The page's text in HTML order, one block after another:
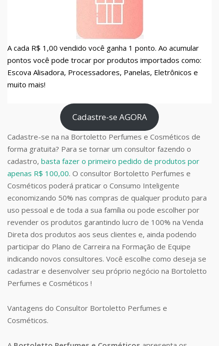
A cada R$ 1,00 vendido você ganha 1 ponto. Ao acumular
pontos você pode trocar por produtos importados como:
Escova Alisadora, Processadores, Panelas, Eletrônicos e
muito mais!
Cadastre-se AGORA
Cadastre-se na na Bortoletto Perfumes e Cosméticos de
forma gratuita? Para se tornar um consultor fazendo o
cadastro, basta fazer o primeiro pedido de produtos por
apenas R$ 100,00. O consultor Bortoletto Perfumes e
Cosméticos poderá praticar o Consumo Inteligente
economizando 50% nas compras de qualquer produto para
uso pessoal e de toda a sua família ou pode escolher por
revender os produtos garantindo lucro de 100% na Venda
Direta dos produtos aos seus clientes e, ainda podendo
participar do Plano de Carreira na Formação de Equipe
indicando novos consultores. Você escolhe como deseja se
cadastrar e desenvolver seu próprio negócio na Bortoletto
Perfumes e Cosméticos !
Vantagens do Consultor Bortoletto Perfumes e
Cosméticos.